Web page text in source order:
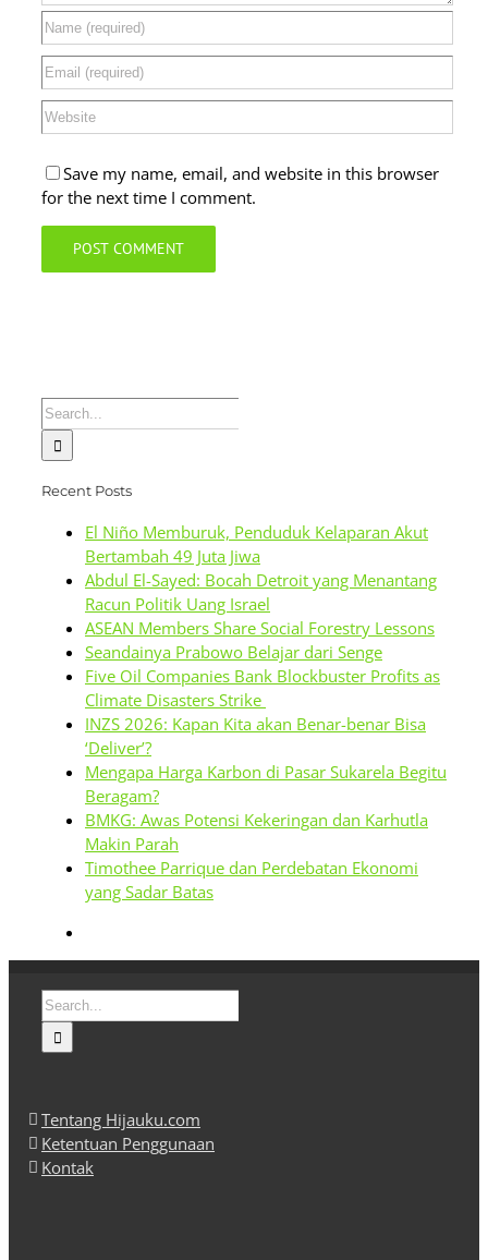
Save my name, email, and website in this browser
for the next time I comment.
Search
for:
Recent Posts
El Niño Memburuk, Penduduk Kelaparan Akut
Bertambah 49 Juta Jiwa
Abdul El-Sayed: Bocah Detroit yang Menantang
Racun Politik Uang Israel
ASEAN Members Share Social Forestry Lessons
Seandainya Prabowo Belajar dari Senge
Five Oil Companies Bank Blockbuster Profits as
Climate Disasters Strike
INZS 2026: Kapan Kita akan Benar-benar Bisa
‘Deliver’?
Mengapa Harga Karbon di Pasar Sukarela Begitu
Beragam?
BMKG: Awas Potensi Kekeringan dan Karhutla
Makin Parah
Timothee Parrique dan Perdebatan Ekonomi
yang Sadar Batas
Search
for:
Tentang Hijauku.com
Ketentuan Penggunaan
Kontak